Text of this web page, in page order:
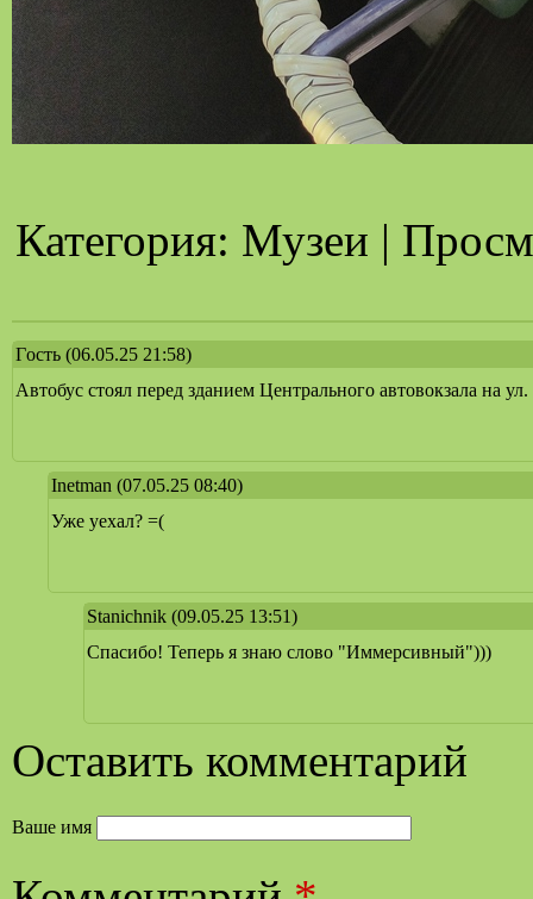
Категория: Музеи |
Гoсть (06.05.25 21:58)
Автобус стоял перед зданием Центрального автовокзала на
Inetman (07.05.25 08:40)
Уже уехал? =(
Stanichnik (09.05.25 13:51)
Спасибо! Теперь я знаю слово "Иммерсивный")))
Оставить комментарий
Ваше имя